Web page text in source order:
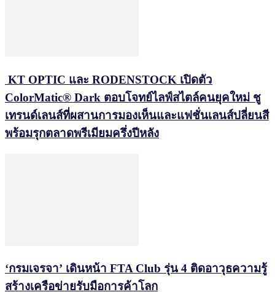
KT OPTIC และ RODENSTOCK เปิดตัว
ColorMatic® Dark ตอบโจทย์ไลฟ์สไตล์คนยุคใหม่ ชู
เทรนด์เลนส์ที่ผสานการมองเห็นและแฟชั่นเลนส์ปลี่ยนสี
พร้อมรุกตลาดพรีเมียมครึ่งปีหลัง
‘กรมเจรจา’ เดินหน้า FTA Club รุ่น 4 ติดอาวุธความรู้
สร้างเครือข่ายรับมือการค้าโลก